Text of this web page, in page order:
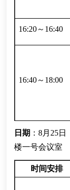
16:20～16:40
16:40～18:00
日期 ：8月25日
楼一号会议室
时间安排